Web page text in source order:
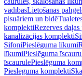
vadībasLietošanas
pisuāriem un bidē
komplektiRezerves
kanalizācijas komplekti
SifoniPieslēguma līkumi
līkumiPieslēguma
īscaurulePieslēguma
Pieslēguma komplekti